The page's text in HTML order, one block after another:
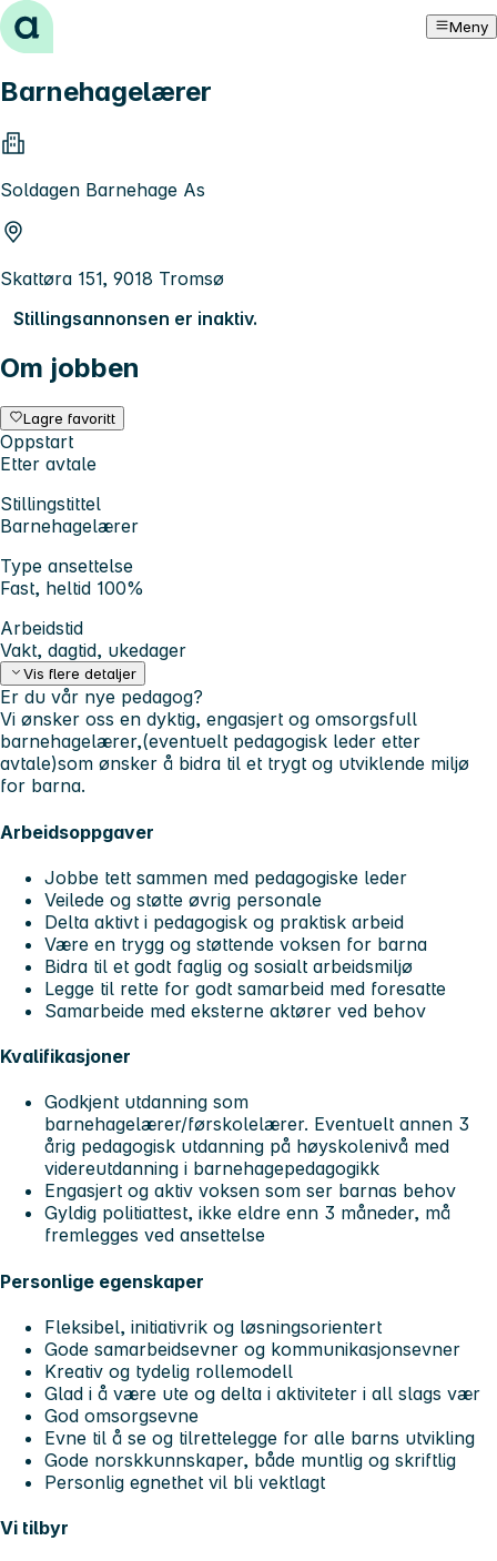
Hopp til innhold Meny
Barnehagelærer
Soldagen Barnehage As
Skattøra 151, 9018 Tromsø
Stillingsannonsen er inaktiv.
Om jobben
Lagre favoritt
Oppstart
Etter avtale
Stillingstittel
Barnehagelærer
Type ansettelse
Fast, heltid 100%
Arbeidstid
Vakt, dagtid, ukedager
Vis flere detaljer
Er du vår nye pedagog?
Vi ønsker oss en dyktig, engasjert og omsorgsfull
barnehagelærer,(eventuelt pedagogisk leder etter
avtale)som ønsker å bidra til et trygt og utviklende miljø
for barna.
Arbeidsoppgaver
Jobbe tett sammen med pedagogiske leder
Veilede og støtte øvrig personale
Delta aktivt i pedagogisk og praktisk arbeid
Være en trygg og støttende voksen for barna
Bidra til et godt faglig og sosialt arbeidsmiljø
Legge til rette for godt samarbeid med foresatte
Samarbeide med eksterne aktører ved behov
Kvalifikasjoner
Godkjent utdanning som
barnehagelærer/førskolelærer. Eventuelt annen 3
årig pedagogisk utdanning på høyskolenivå med
videreutdanning i barnehagepedagogikk
Engasjert og aktiv voksen som ser barnas behov
Gyldig politiattest, ikke eldre enn 3 måneder, må
fremlegges ved ansettelse
Personlige egenskaper
Fleksibel, initiativrik og løsningsorientert
Gode samarbeidsevner og kommunikasjonsevner
Kreativ og tydelig rollemodell
Glad i å være ute og delta i aktiviteter i all slags vær
God omsorgsevne
Evne til å se og tilrettelegge for alle barns utvikling
Gode norskkunnskaper, både muntlig og skriftlig
Personlig egnethet vil bli vektlagt
Vi tilbyr